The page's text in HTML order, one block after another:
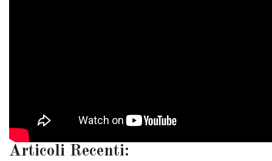
Articoli Recenti: